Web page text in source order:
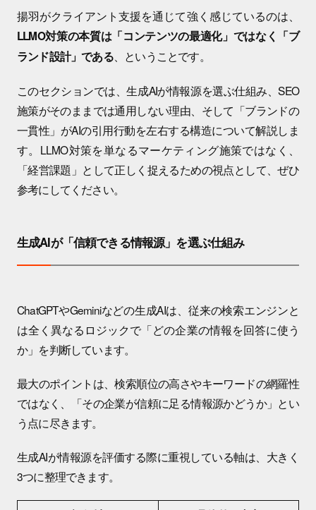
揚羽がクライアント支援を通じて強く感じているのは、
LLMO対策の本質は「コンテンツの最適化」ではなく「ブ
ランド設計」である、ということです。
このセクションでは、生成AIが情報源を選ぶ仕組み、SEO
施策がそのままでは通用しない理由、そして「ブランドの
一貫性」がAIの引用行動を左右する構造について解説しま
す。LLMO対策を単なるマーケティング施策ではなく、
「経営課題」として正しく捉えるための視点として、ぜひ
参考にしてください。
生成AIが「信頼できる情報源」を選ぶ仕組み
ChatGPTやGeminiなどの生成AIは、従来の検索エンジンと
は全く異なるロジックで「どの企業の情報を回答に使う
か」を判断しています。
最大のポイントは、検索順位の高さやキーワードの網羅性
ではなく、「その企業が信頼に足る情報源かどうか」とい
う点に尽きます。
生成AIが情報源を評価する際に重視している軸は、大きく
3つに整理できます。